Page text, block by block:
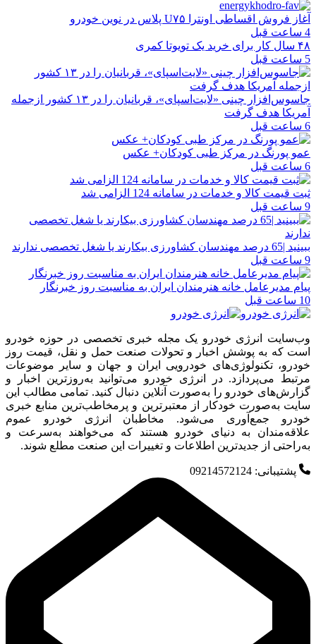
آغاز فروش اقساطی اونترا U۷۵ پلاس در نوین خودرو
4 ساعت قبل
۴۸ سال کار برای خرید یک تویوتا کمری
5 ساعت قبل
جاسوس‌افزار چینی «لایت‌اسپای»، قربانیان را در ۱۳ کشور ازجمله
آمریکا هدف گرفت
6 ساعت قبل
عمو پورنگ در مرکز طبی کودکان+ عکس
6 ساعت قبل
ثبت قیمت کالا و خدمات در سامانه 124 الزامی شد
9 ساعت قبل
ببینید |65 درصد مهندسان کشاورزی بیکارند یا شغل تخصصی ندارند
9 ساعت قبل
پیام مدیرعامل خانه هنرمندان ایران به مناسبت روز خبرنگار
10 ساعت قبل
وب‌سایت انرژی خودرو یک مجله خبری تخصصی در حوزه خودرو
است که به پوشش اخبار و تحولات صنعت حمل و نقل، قیمت روز
خودرو، تکنولوژی‌های خودرویی ایران و جهان و سایر موضوعات
مرتبط می‌پردازد. در انرژی خودرو می‌توانید به‌روزترین اخبار و
گزارش‌های خودرو را به‌صورت آنلاین دنبال کنید. تمامی مطالب این
سایت به‌صورت خودکار از معتبرترین و پرمخاطب‌ترین منابع خبری
خودرو جمع‌آوری می‌شود. مخاطبان انرژی خودرو عموم
علاقه‌مندان به دنیای خودرو هستند که می‌خواهند به‌سرعت و
به‌راحتی از جدیدترین اطلاعات و تغییرات این صنعت مطلع شوند.
پشتیبانی: 09214572124